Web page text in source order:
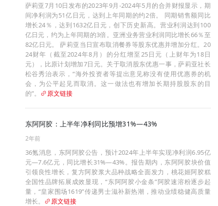
萨莉亚7月10日发布的2023年9月-2024年5月的合并财报显示，期
间净利润为51亿日元，达到上年同期的约2倍。 同期销售额同比
增长24％，达到1632亿日元，创下历史新高。营业利润达到100
亿日元，约为上年同期的3倍。亚洲业务营业利润同比增长66％至
82亿日元。 萨莉亚当日宣布取消餐券等股东优惠并增加分红。20
24财年（截至2024年8月）的分红增至25日元（上财年为18日
元），比原计划增加7日元。关于取消股东优惠一事，萨莉亚社长
松谷秀治表示，“海外投资者等提出意见称没有使用优惠券的机
会，为公平起见而取消。这一做法也有增加长期持股股东的目
的”。
原文链接
东阿阿胶：上半年净利同比预增31%—43%
2年前
36氪消息，东阿阿胶公告，预计2024年上半年实现净利润6.95亿
元—7.6亿元，同比增长31%—43%。报告期内，东阿阿胶块价值
引领良性增长，复方阿胶浆大品种战略全面发力，桃花姬阿胶糕
全国性品牌拓展成效显现，“东阿阿胶小金条”阿胶速溶粉逐步起
量，“皇家围场1619”传递男士滋补新热潮，推动业绩稳健高质量
增长。
原文链接